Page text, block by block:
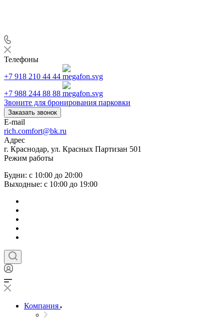
Телефоны
+7 918 210 44 44
+7 988 244 88 88
Звоните для бронирования парковки
Заказать звонок
E-mail
rich.comfort@bk.ru
Адрес
г. Краснодар, ул. Красных Партизан 501
Режим работы
Будни: с 10:00 до 20:00
Выходные: с 10:00 до 19:00
Компания